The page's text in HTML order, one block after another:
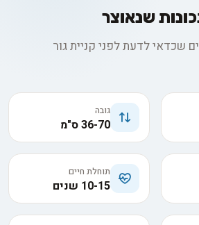
שנאוצר
שכדאי לדעת לפני קניית גור
גובה
36-70 ס"מ
תוחלת חיים
10-15 שנים